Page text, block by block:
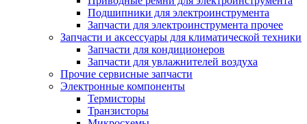
Подшипники для электроинструмента
Запчасти для электроинструмента прочее
Запчасти и аксессуары для климатической техники
Запчасти для кондиционеров
Запчасти для увлажнителей воздуха
Прочие сервисные запчасти
Электронные компоненты
Термисторы
Транзисторы